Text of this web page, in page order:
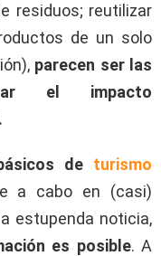
residuos; reutilizar
de un solo
parecen ser las
el impacto
de turismo
a cabo en (casi)
estupenda noticia,
es posible. A